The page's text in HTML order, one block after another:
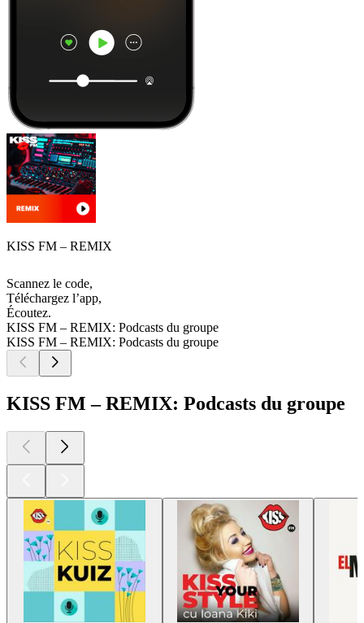
KISS FM – REMIX
Scannez le code,
Téléchargez l’app,
Écoutez.
KISS FM – REMIX: Podcasts du groupe
KISS FM – REMIX: Podcasts du groupe
KISS FM – REMIX: Podcasts du groupe